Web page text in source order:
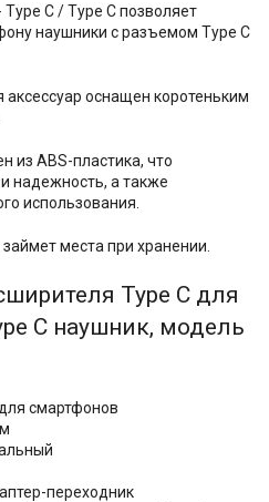
C / Type C позволяет
наушники с разъемом Type C
оснащен коротеньким
из ABS-пластика, что
надежность, а также
использования.
места при хранении.
Type C для
C наушник, модель
смартфонов
переходник